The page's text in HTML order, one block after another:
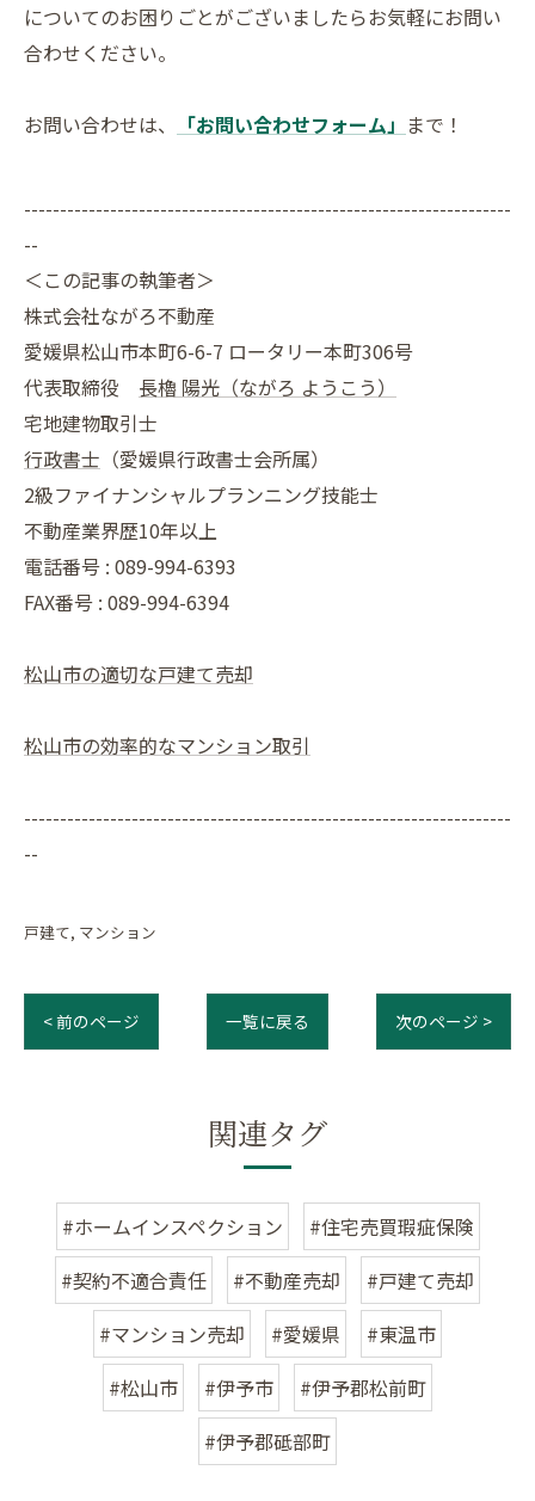
についてのお困りごとがございましたらお気軽にお問い
合わせください。
お問い合わせは、 「お問い合わせフォーム」 まで！
--------------------------------------------------------------------
--
＜この記事の執筆者＞
株式会社ながろ不動産
愛媛県松山市本町6-6-7 ロータリー本町306号
代表取締役 長櫓 陽光（ながろ ようこう）
宅地建物取引士
行政書士 （愛媛県行政書士会所属）
2級ファイナンシャルプランニング技能士
不動産業界歴10年以上
電話番号 : 089-994-6393
FAX番号 : 089-994-6394
松山市の適切な戸建て売却
松山市の効率的なマンション取引
--------------------------------------------------------------------
--
戸建て マンション
< 前のページ 一覧に戻る 次のページ >
関連タグ
#ホームインスペクション
#住宅売買瑕疵保険
#契約不適合責任
#不動産売却
#戸建て売却
#マンション売却
#愛媛県
#東温市
#松山市
#伊予市
#伊予郡松前町
#伊予郡砥部町